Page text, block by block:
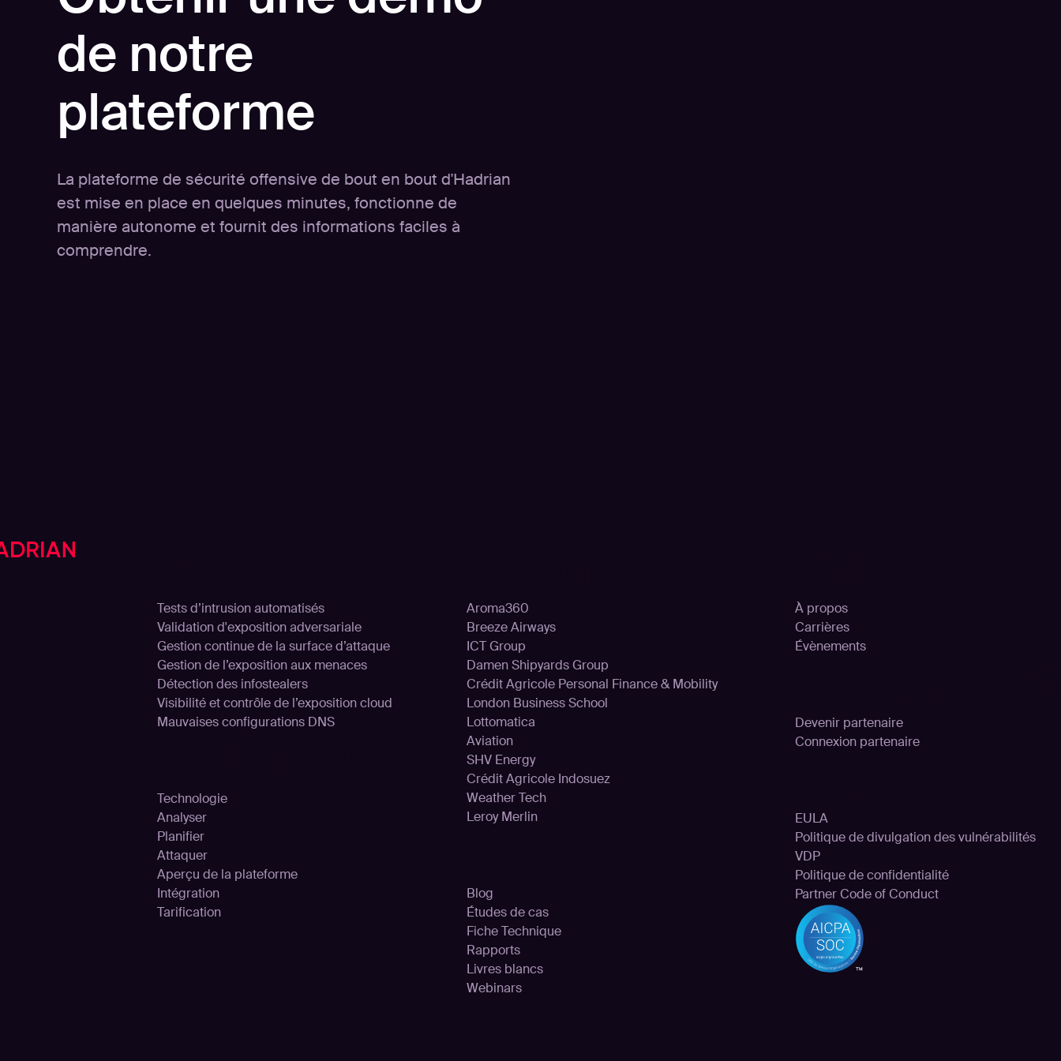
de notre
plateforme
La plateforme de sécurité offensive de bout en bout d'Hadrian
est mise en place en quelques minutes, fonctionne de
manière autonome et fournit des informations faciles à
comprendre.
Tests d’intrusion automatisés
Validation d'exposition adversariale
Gestion continue de la surface d’attaque
Gestion de l’exposition aux menaces
Détection des infostealers
Visibilité et contrôle de l’exposition cloud
Mauvaises configurations DNS
Technologie
Analyser
Planifier
Attaquer
Aperçu de la plateforme
Intégration
Tarification
Aroma360
Breeze Airways
ICT Group
Damen Shipyards Group
Crédit Agricole Personal Finance & Mobility
London Business School
Lottomatica
Aviation
SHV Energy
Crédit Agricole Indosuez
Weather Tech
Leroy Merlin
Blog
Études de cas
Fiche Technique
Rapports
Livres blancs
Webinars
À propos
Carrières
Évènements
Devenir partenaire
Connexion partenaire
EULA
Politique de divulgation des vulnérabilités
VDP
Politique de confidentialité
Partner Code of Conduct